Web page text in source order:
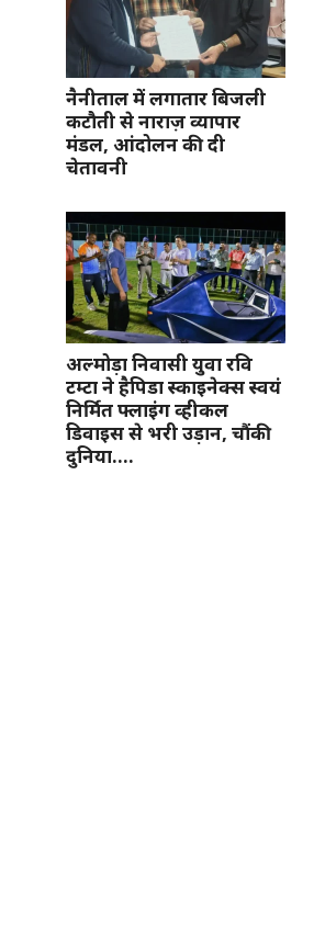
नैनीताल में लगातार बिजली
कटौती से नाराज़ व्यापार
मंडल, आंदोलन की दी
चेतावनी
अल्मोड़ा निवासी युवा रवि
टम्टा ने हैपिडा स्काइनेक्स स्वयं
निर्मित फ्लाइंग व्हीकल
डिवाइस से भरी उड़ान, चौंकी
दुनिया….